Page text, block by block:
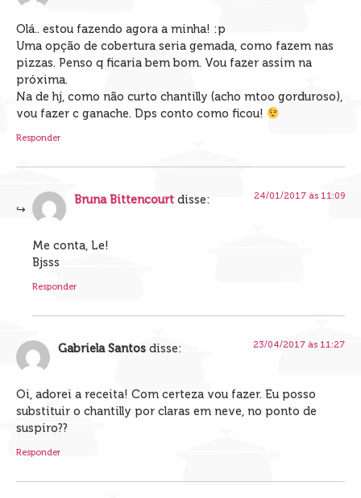
Olá.. estou fazendo agora a minha! :p
Uma opção de cobertura seria gemada, como fazem nas
pizzas. Penso q ficaria bem bom. Vou fazer assim na
próxima.
Na de hj, como não curto chantilly (acho mtoo gorduroso),
vou fazer c ganache. Dps conto como ficou!
Responder
Bruna Bittencourt disse: 24/01/2017 às 11:09
Me conta, Le!
Bjsss
Responder
Gabriela Santos disse: 23/04/2017 às 11:27
Oi, adorei a receita! Com certeza vou fazer. Eu posso
substituir o chantilly por claras em neve, no ponto de
suspiro??
Responder